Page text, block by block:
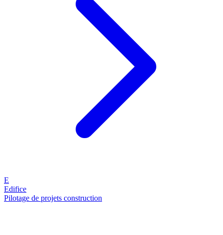
E
Edifice
Pilotage de projets construction